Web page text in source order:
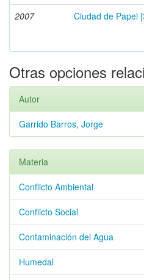
2007
Ciudad de Papel
Otras opciones
Autor
Garrido Barros, Jorge
Materia
Conflicto Ambiental
Conflicto Social
Contaminación del Agua
Humedal